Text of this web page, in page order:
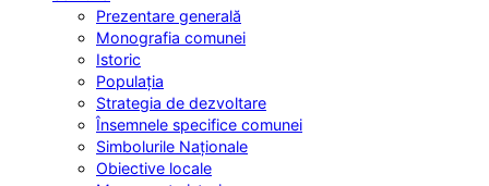
Prezentare generală
Monografia comunei
Istoric
Populația
Strategia de dezvoltare
Însemnele specifice comunei
Simbolurile Naționale
Obiective locale